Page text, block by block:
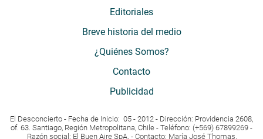
Editoriales
Breve historia del medio
¿Quiénes Somos?
Contacto
Publicidad
El Desconcierto - Fecha de Inicio: 05 - 2012 - Dirección: Providencia 2608,
of. 63. Santiago, Región Metropolitana, Chile - Teléfono: (+569) 67899269 -
Razón social: El Buen Aire SpA. - Contacto: María José Thomas,